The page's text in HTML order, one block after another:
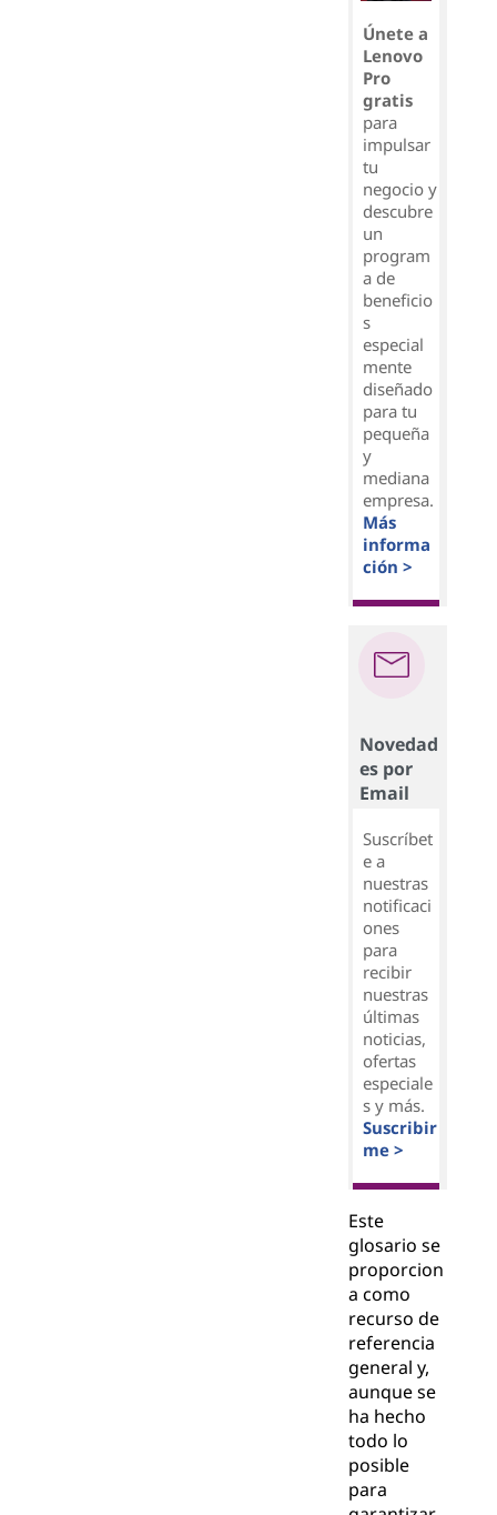
Únete a
Lenovo
Pro
gratis
para
impulsar
tu
negocio y
descubre
un
program
a de
beneficio
s
especial
mente
diseñado
para tu
pequeña
y
mediana
empresa.
Más
informa
ción >
Novedad
es por
Email
Suscríbet
e a
nuestras
notificaci
ones
para
recibir
nuestras
últimas
noticias,
ofertas
especiale
s y más.
Suscribir
me >
Este
glosario se
proporcion
a como
recurso de
referencia
general y,
aunque se
ha hecho
todo lo
posible
para